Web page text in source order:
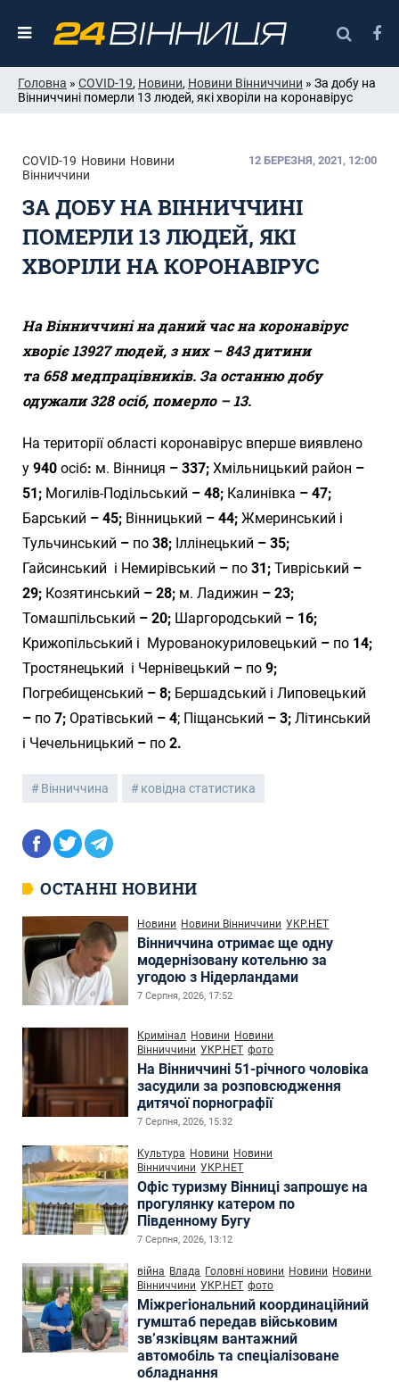
Головна » COVID-19, Новини, Новини Вінниччини » За добу на
Вінниччині померли 13 людей, які хворіли на коронавірус
COVID-19 Новини Новини
Вінниччини
12 БЕРЕЗНЯ, 2021, 12:00
ЗА ДОБУ НА ВІННИЧЧИНІ
ПОМЕРЛИ 13 ЛЮДЕЙ, ЯКІ
ХВОРІЛИ НА КОРОНАВІРУС
НаВінниччині наданий часна коронавірус
хворіє 13927людей, з них–843 дитини
та 658 медпрацівників. За останню добу
одужали 328 осіб, померло – 13.
На території області коронавірус вперше виявлено
у 940 осіб: м. Вінниця – 337; Хмільницький район –
51; Могилів-Подільський – 48; Калинівка – 47;
Барський – 45; Вінницький – 44; Жмеринський і
Тульчинський – по 38; Іллінецький – 35;
Гайсинський і Немирівський – по 31; Тивріський –
29; Козятинський – 28; м. Ладижин – 23;
Томашпільський – 20; Шаргородський – 16;
Крижопільський і Мурованокуриловецький – по 14;
Тростянецький і Чернівецький – по 9;
Погребищенський – 8; Бершадський і Липовецький
– по 7; Оратівський – 4; Піщанський – 3; Літинський
і Чечельницький – по 2.
Вінниччина ковідна статистика
ОСТАННІ НОВИНИ
Новини Новини Вінниччини УКР.НЕТ
Вінниччина отримає ще одну
модернізовану котельню за
угодою з Нідерландами
7 Серпня, 2026, 17:52
Кримінал Новини Новини
Вінниччини УКР.НЕТ фото
На Вінниччині 51-річного чоловіка
засудили за розповсюдження
дитячої порнографії
7 Серпня, 2026, 15:32
Культура Новини Новини
Вінниччини УКР.НЕТ
Офіс туризму Вінниці запрошує на
прогулянку катером по
Південному Бугу
7 Серпня, 2026, 13:12
війна Влада Головні новини Новини Новини
Вінниччини УКР.НЕТ фото
Міжрегіональний координаційний
гумштаб передав військовим
зв’язківцям вантажний
автомобіль та спеціалізоване
обладнання